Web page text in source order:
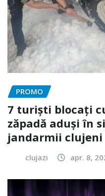
PROMO
7 turiști blocați
zăpadă aduși în
jandarmii clujeni
clujazi apr. 8,